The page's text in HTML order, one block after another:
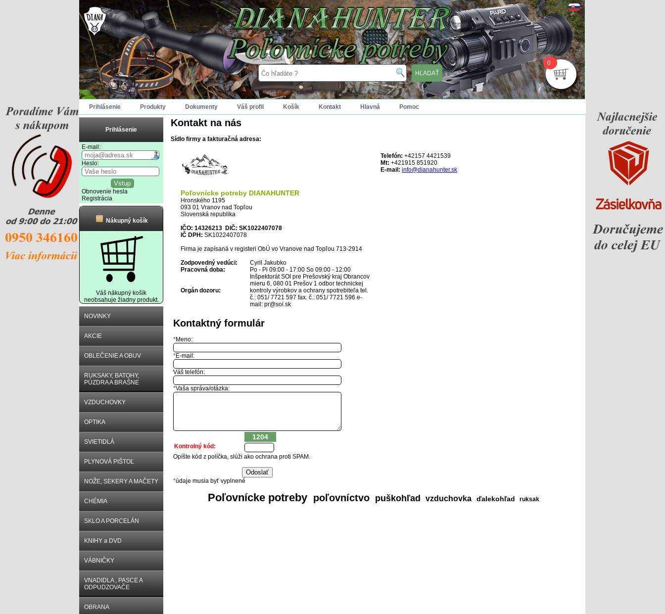
0
Prihlásenie Produkty Dokumenty Váš profil Košík Kontakt Hlavná Pomoc
Prihlásenie
E-mail:
Heslo:
Obnovenie hesla
Registrácia
Nákupný košík
Váš nákupný košík
neobsahuje žiadny produkt.
NOVINKY
AKCIE
OBLEČENIE A OBUV
RUKSAKY, BATOHY,
PÚZDRA A BRAŠNE
VZDUCHOVKY
OPTIKA
SVIETIDLÁ
PLYNOVÁ PIŠTOĽ
NOŽE, SEKERY A MAČETY
CHÉMIA
SKLO A PORCELÁN
KNIHY a DVD
VÁBNIČKY
VNADIDLA , PASCE A
ODPUDZOVAČE
OBRANA
Kontakt na nás
Sídlo firmy a fakturačná adresa:
Poľovnícke potreby DIANAHUNTER
Hronského 1195
093 01 Vranov nad Topľou
Slovenská republika
IČO: 14326213 DIČ: SK1022407078
IČ DPH: SK1022407078
Firma je zapísaná v registeri ObÚ vo Vranove nad Topľou 713-2914
Zodpovedný vedúci:
Cyril Jakubko
Pracovná doba:
Po - Pi 09:00 - 17:00 So 09:00 - 12:00
Orgán dozoru:
Inšpektorát SOI pre Prešovský kraj Obrancov
mieru 6, 080 01 Prešov 1 odbor technickej
kontroly výrobkov a ochrany spotrebiteľa tel.
č.: 051/ 7721 597 fax. č.: 051/ 7721 596 e-
mail: pr@soi.sk
Telefón: +42157 4421539
Mt: +421915 851920
E-mail: info@dianahunter.sk
Kontaktný formulár
*Meno:
*E-mail:
Váš telefón:
*Vaša správa/otázka:
1204
Kontrolný kód:
Opíšte kód z políčka, slúži ako ochrana proti SPAM.
*údaje musia byť vyplnené
Poľovnícke potreby poľovníctvo puškohľad vzduchovka ďalekohľad ruksak